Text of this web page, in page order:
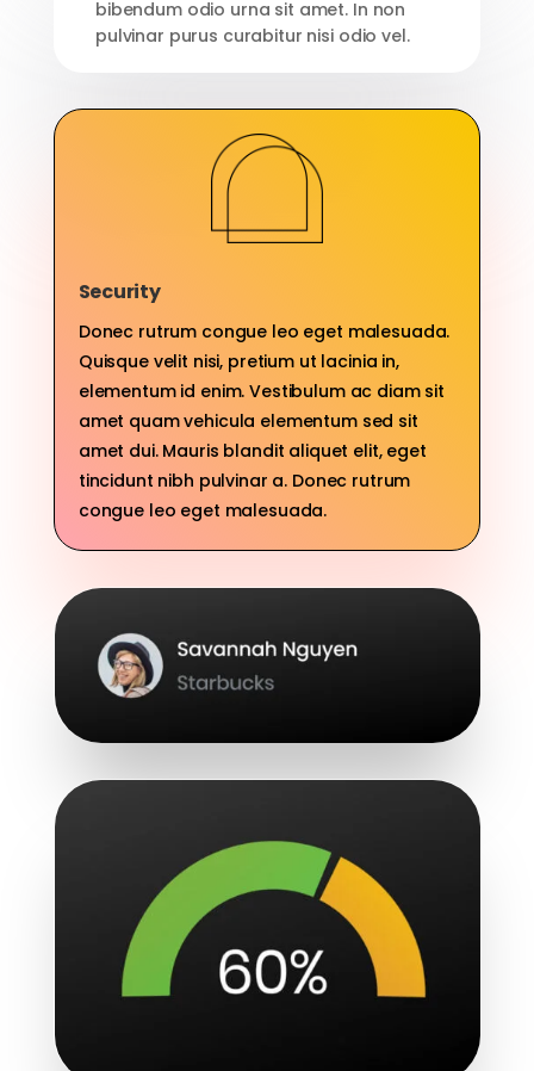
bibendum odio urna sit amet. In non
pulvinar purus curabitur nisi odio vel.
Security
Donec rutrum congue leo eget malesuada.
Quisque velit nisi, pretium ut lacinia in,
elementum id enim. Vestibulum ac diam sit
amet quam vehicula elementum sed sit
amet dui. Mauris blandit aliquet elit, eget
tincidunt nibh pulvinar a. Donec rutrum
congue leo eget malesuada.